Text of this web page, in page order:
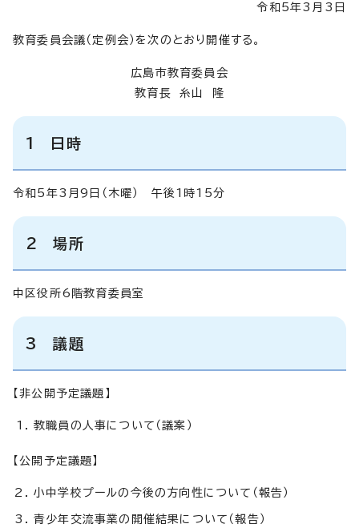
令和5年3月3日
教育委員会議（定例会）を次のとおり開催する。
広島市教育委員会
教育長 糸山 隆
1 日時
令和5年3月9日（木曜） 午後1時15分
2 場所
中区役所6階教育委員室
3 議題
【非公開予定議題】
教職員の人事について（議案）
【公開予定議題】
小中学校プールの今後の方向性について（報告）
青少年交流事業の開催結果について（報告）